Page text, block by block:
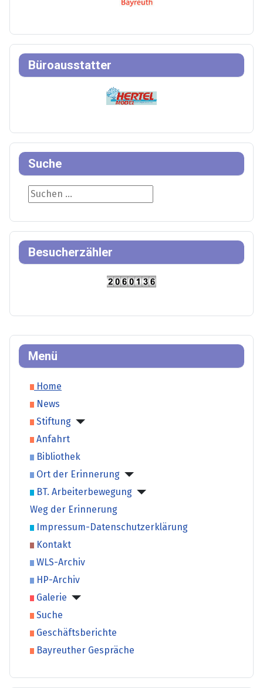
Menü
Home
News
Stiftung
Anfahrt
Bibliothek
Ort der Erinnerung
BT. Arbeiterbewegung
Weg der Erinnerung
Impressum-Datenschutzerklärung
Kontakt
WLS-Archiv
HP-Archiv
Galerie
Suche
Geschäftsberichte
Bayreuther Gespräche
Büroausstatter
Suche
Suche
Besucherzähler